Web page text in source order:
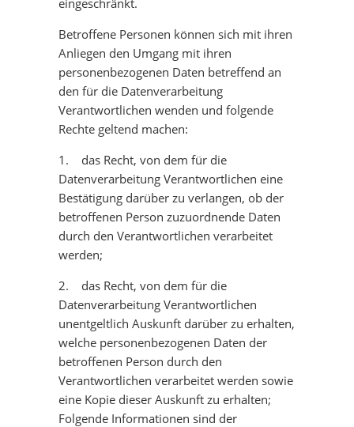
eingeschränkt.
Betroffene Personen können sich mit ihren
Anliegen den Umgang mit ihren
personenbezogenen Daten betreffend an
den für die Datenverarbeitung
Verantwortlichen wenden und folgende
Rechte geltend machen:
1. das Recht, von dem für die
Datenverarbeitung Verantwortlichen eine
Bestätigung darüber zu verlangen, ob der
betroffenen Person zuzuordnende Daten
durch den Verantwortlichen verarbeitet
werden;
2. das Recht, von dem für die
Datenverarbeitung Verantwortlichen
unentgeltlich Auskunft darüber zu erhalten,
welche personenbezogenen Daten der
betroffenen Person durch den
Verantwortlichen verarbeitet werden sowie
eine Kopie dieser Auskunft zu erhalten;
Folgende Informationen sind der